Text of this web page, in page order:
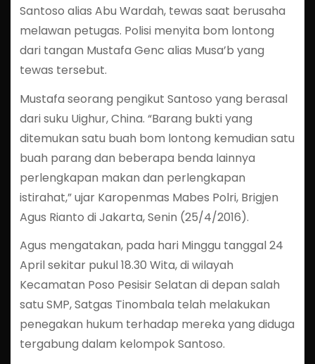
Santoso alias Abu Wardah, tewas saat berusaha
melawan petugas. Polisi menyita bom lontong
dari tangan Mustafa Genc alias Musa’b yang
tewas tersebut.
Mustafa seorang pengikut Santoso yang berasal
dari suku Uighur, China. “Barang bukti yang
ditemukan satu buah bom lontong kemudian satu
buah parang dan beberapa benda lainnya
perlengkapan makan dan perlengkapan
istirahat,” ujar Karopenmas Mabes Polri, Brigjen
Agus Rianto di Jakarta, Senin (25/4/2016).
Agus mengatakan, pada hari Minggu tanggal 24
April sekitar pukul 18.30 Wita, di wilayah
Kecamatan Poso Pesisir Selatan di depan salah
satu SMP, Satgas Tinombala telah melakukan
penegakan hukum terhadap mereka yang diduga
tergabung dalam kelompok Santoso.